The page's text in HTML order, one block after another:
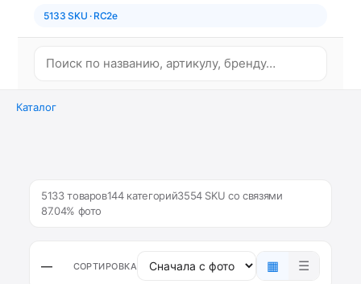
5133 SKU · RC2e
Каталог
5133 товаров144 категорий3554 SKU со связями
87.04% фото
— СОРТИРОВКА ▦ ☰